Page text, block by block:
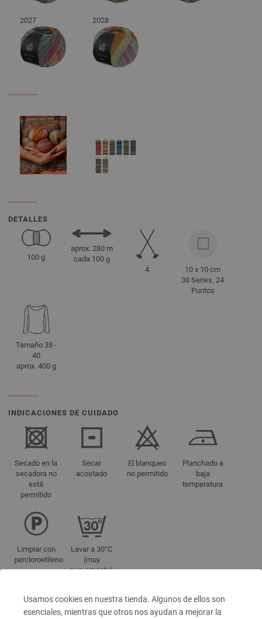
Usamos cookies en nuestra tienda. Algunos de ellos son
esenciales, mientras que otros nos ayudan a mejorar la
2027 2028
DETALLES
100 g
aprox. 280 m
cada 100 g
4
10 x 10 cm
30 Series, 24
Puntos
Tamaño 38 -
40
aprox. 400 g
INDICACIONES DE CUIDADO
Secado en la
secadora no
está
permitido
Secar
acostado
El blanqueo
no permitido
Planchado a
baja
temperatura
Limpiar con
percloroetileno
Lavar a 30°C
(muy
suavemente)
REFERENCIAS DE COLORES